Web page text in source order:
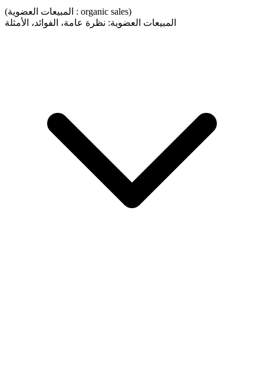
(المبيعات العضوية : organic sales)
المبيعات العضوية: نظرة عامة، الفوائد، الأمثلة